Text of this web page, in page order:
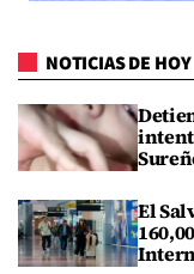
NOTICIAS DE HOY
El